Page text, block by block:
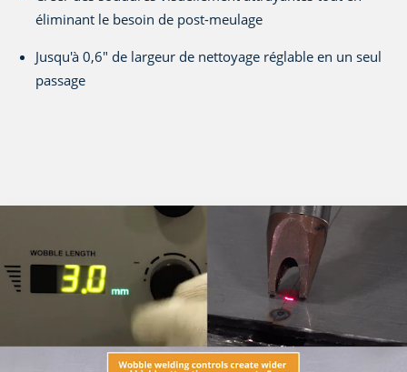
éliminant le besoin de post-meulage
Jusqu'à 0,6" de largeur de nettoyage réglable en un seul
passage